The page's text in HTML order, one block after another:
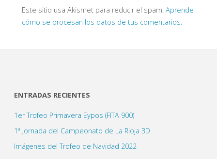
Este sitio usa Akismet para reducir el spam. Aprende
cómo se procesan los datos de tus comentarios.
ENTRADAS RECIENTES
1er Trofeo Primavera Eypos (FITA 900)
1ª Jornada del Campeonato de La Rioja 3D
Imágenes del Trofeo de Navidad 2022